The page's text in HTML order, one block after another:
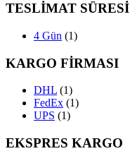
TESLİMAT SÜRESİ
4 Gün (1)
KARGO FİRMASI
DHL (1)
FedEx (1)
UPS (1)
EKSPRES KARGO